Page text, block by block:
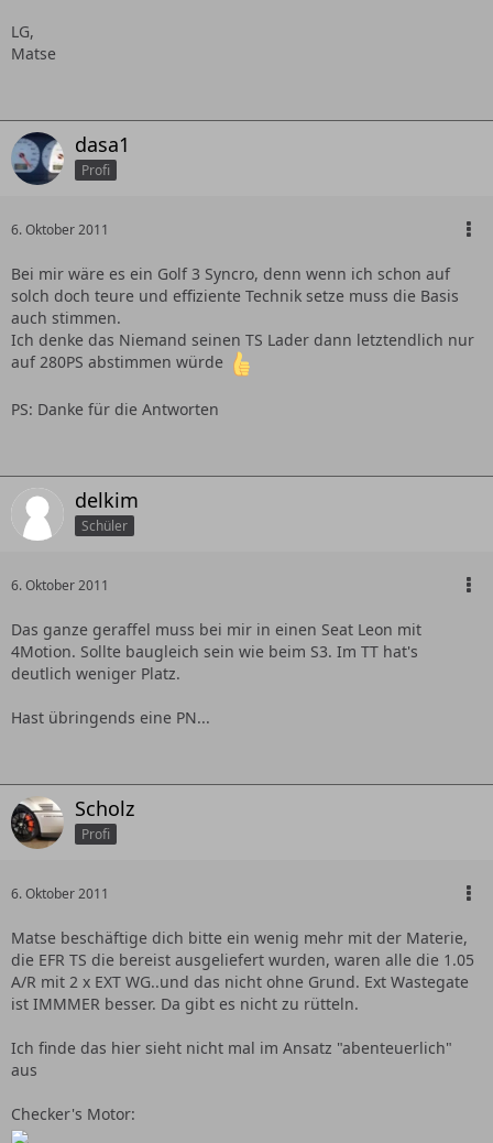
LG,
Matse
dasa1
Profi
6. Oktober 2011
Bei mir wäre es ein Golf 3 Syncro, denn wenn ich schon auf
solch doch teure und effiziente Technik setze muss die Basis
auch stimmen.
Ich denke das Niemand seinen TS Lader dann letztendlich nur
auf 280PS abstimmen würde
PS: Danke für die Antworten
delkim
Schüler
6. Oktober 2011
Das ganze geraffel muss bei mir in einen Seat Leon mit
4Motion. Sollte baugleich sein wie beim S3. Im TT hat's
deutlich weniger Platz.
Hast übringends eine PN...
Scholz
Profi
6. Oktober 2011
Matse beschäftige dich bitte ein wenig mehr mit der Materie,
die EFR TS die bereist ausgeliefert wurden, waren alle die 1.05
A/R mit 2 x EXT WG..und das nicht ohne Grund. Ext Wastegate
ist IMMMER besser. Da gibt es nicht zu rütteln.
Ich finde das hier sieht nicht mal im Ansatz "abenteuerlich"
aus
Checker's Motor: